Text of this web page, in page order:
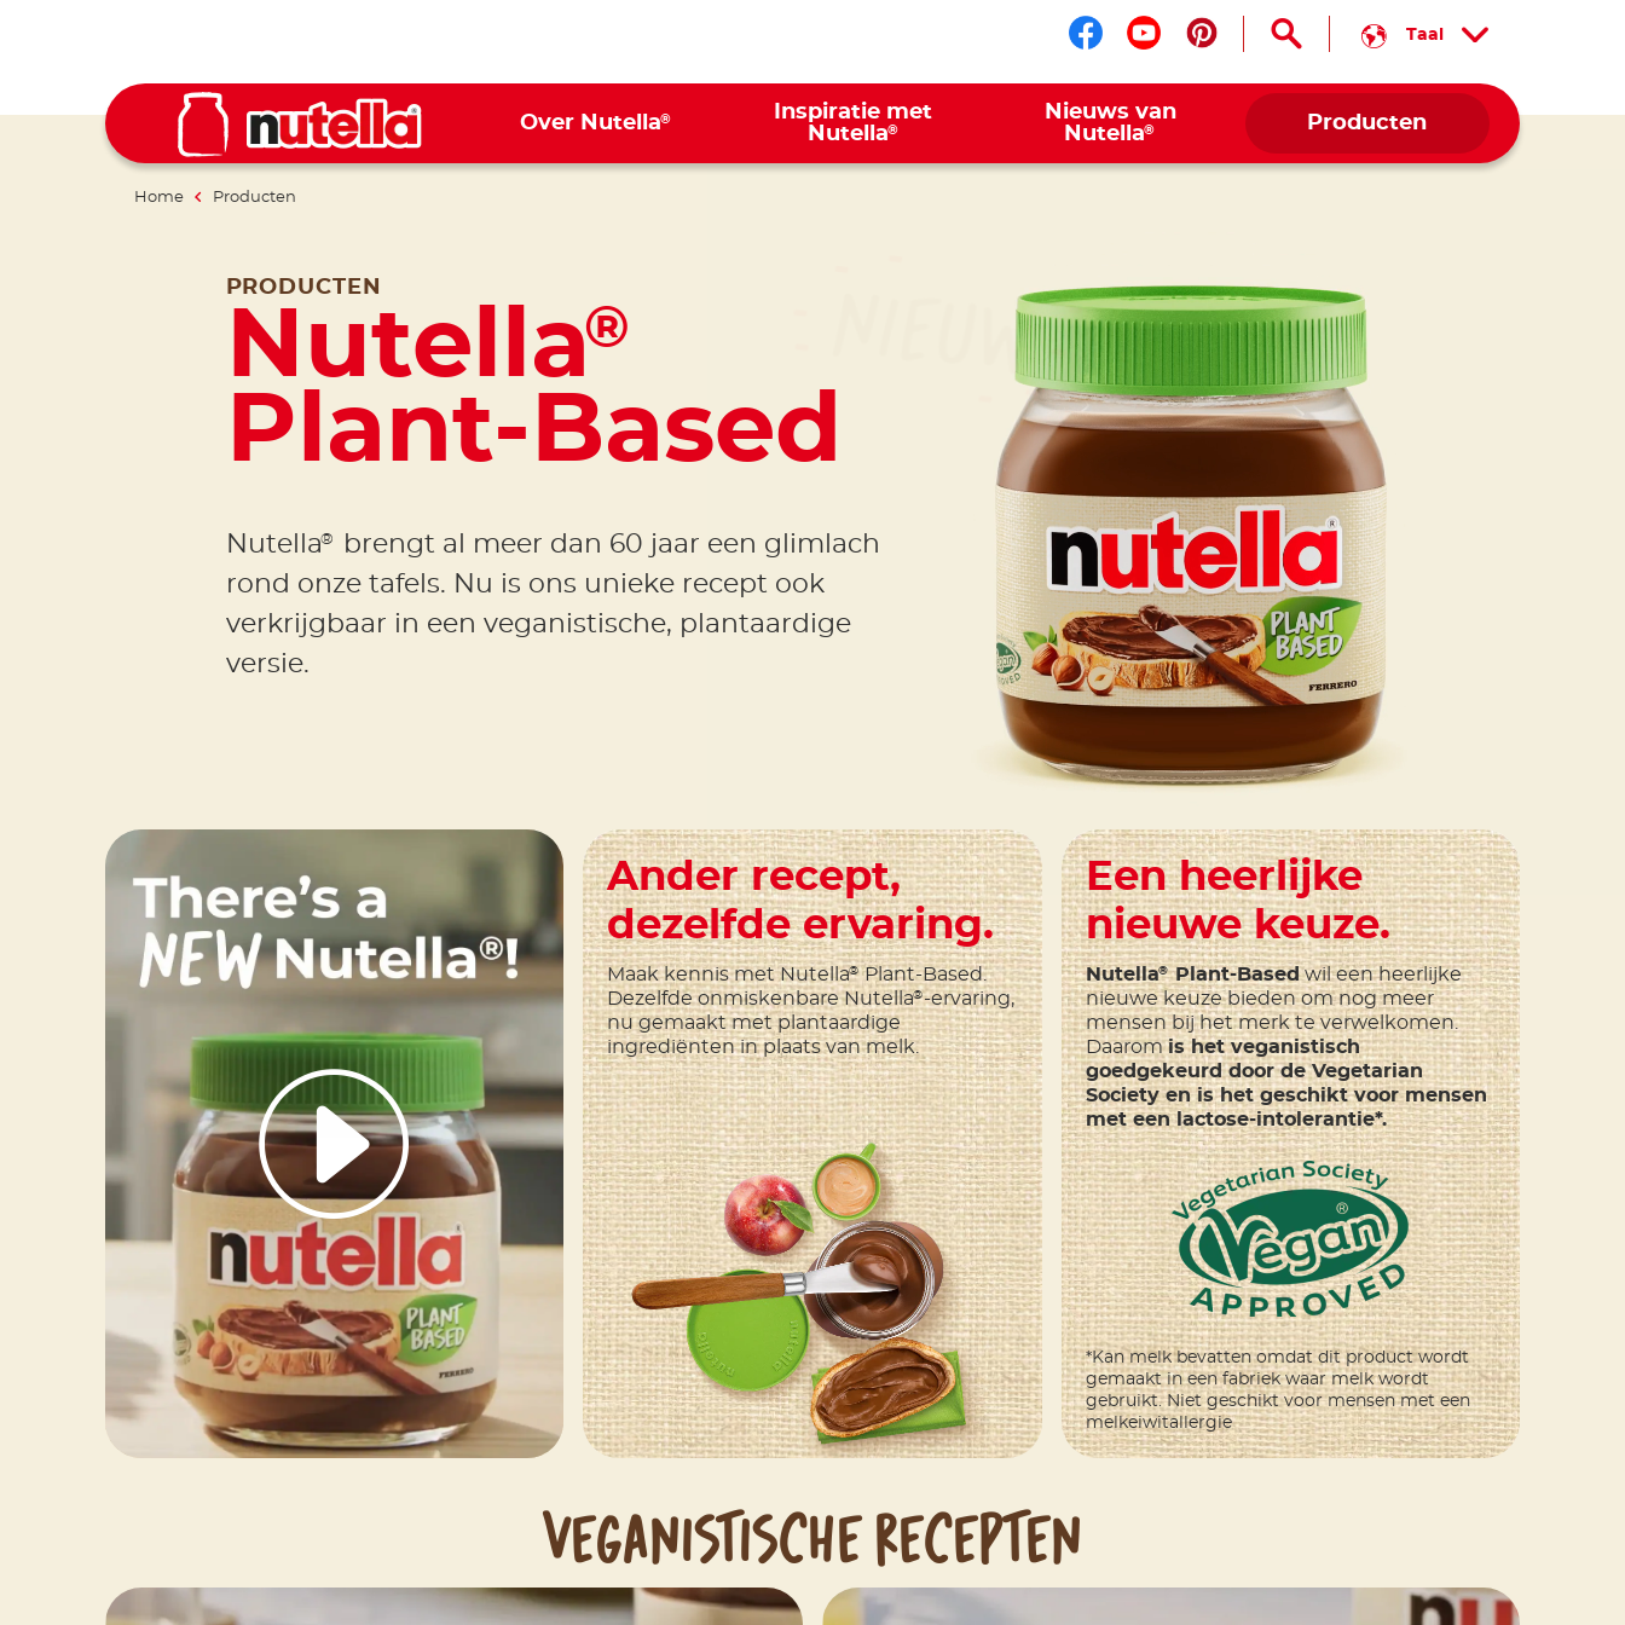
Volg ons op facebook
Volg ons op youtube
Volg ons op pinterest
Taal
Over Nutella®
Inspiratie met
Nutella®
Nieuws van
Nutella® Producten
Home Producten
PRODUCTEN
Nutella®
Plant-Based
Nutella®
brengt al meer dan 60 jaar een glimlach
rond onze tafels. Nu is ons unieke recept ook
verkrijgbaar in een veganistische, plantaardige
versie.
Nieuw
Ander recept,
dezelfde ervaring.
Maak kennis met Nutella® Plant-Based.
Dezelfde onmiskenbare Nutella®-ervaring,
nu gemaakt met plantaardige
ingrediënten in plaats van melk.
Een heerlijke
nieuwe keuze.
Nutella®Plant-Basedwil een heerlijke
nieuwe keuze bieden om nog meer
mensen bij het merk te verwelkomen.
Daaromis het veganistisch
goedgekeurd door de Vegetarian
Society en is het geschikt voor mensen
met een lactose-intolerantie*.
*Kan melk bevatten omdat dit product wordt
gemaakt in een fabriek waar melk wordt
gebruikt. Niet geschikt voor mensen met een
melkeiwitallergie
VEGANISTISCHE RECEPTEN